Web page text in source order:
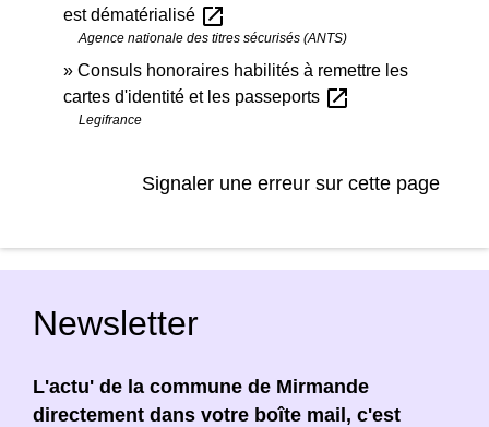
est dématérialisé open_in_new
Agence nationale des titres sécurisés (ANTS)
Consuls honoraires habilités à remettre les
cartes d'identité et les passeports open_in_new
Legifrance
Signaler une erreur sur cette page
Newsletter
L'actu' de la commune de Mirmande
directement dans votre boîte mail, c'est